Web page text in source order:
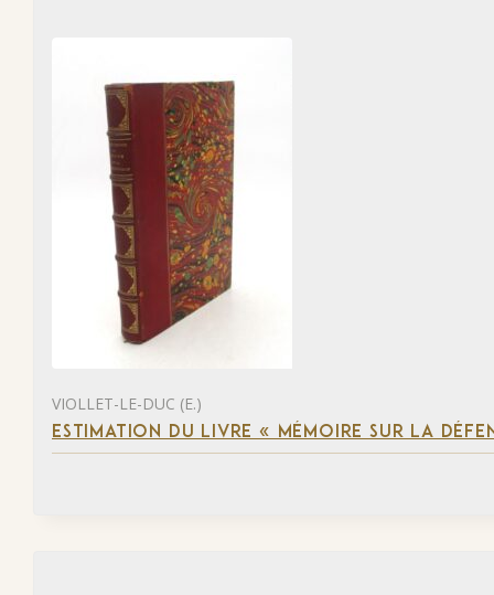
VIOLLET-LE-DUC (E.)
ESTIMATION DU LIVRE « MÉMOIRE SUR LA